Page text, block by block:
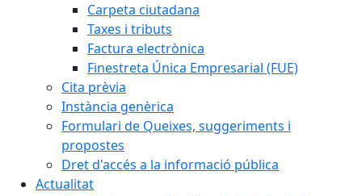
Carpeta ciutadana
Taxes i tributs
Factura electrònica
Finestreta Única Empresarial (FUE)
Cita prèvia
Instància genèrica
Formulari de Queixes, suggeriments i
propostes
Dret d'accés a la informació pública
Actualitat